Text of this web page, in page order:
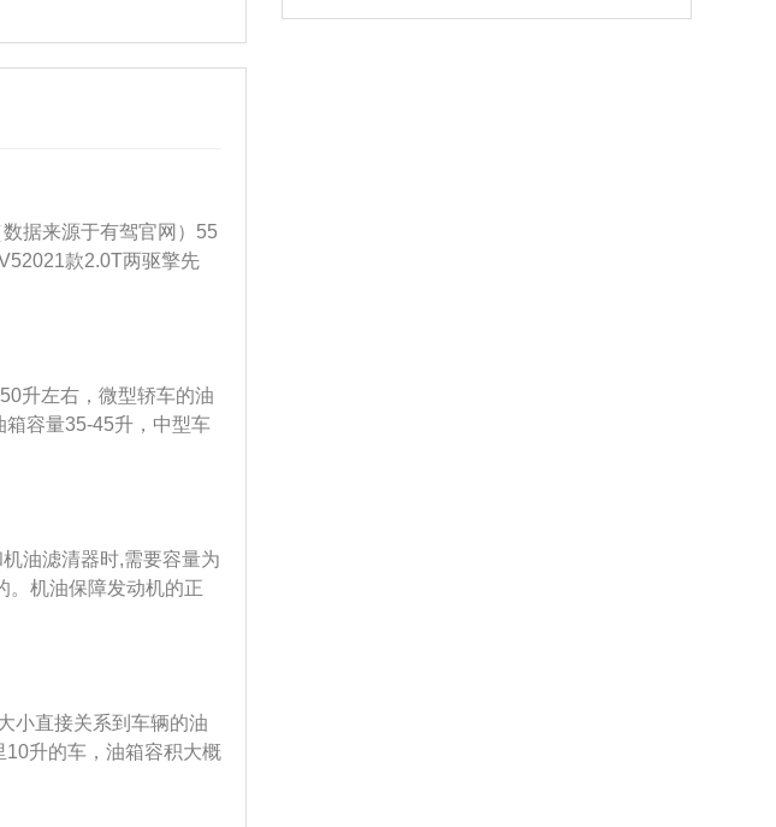
据来源于有驾官网）55
款2.0T两驱擎先
牌VV52019款升级款2.
起着散热、分离油液中
却器、加热器、空气滤
例：其车身长度为4462
压发动机，最大马力为
扭矩转速为1400-3000r
升左右，微型轿车的油
容量35-45升，中型车
公里左右，根据汽车的
，车重排量大的车，油
公里。油箱容量
位，在不同的国家也对汽
分之95的额定值，但是
不用担心汽车油箱比实
油滤清器时,需要容量为
。机油保障发动机的正
在发动机内可以起到以
机油的流动，冲洗零部
后靠活塞油环刮下油底
转部位，就会吸取热
活塞环和活塞之间以油
防锈防蚀：好机油能够
小直接关系到车辆的油
升的车，油箱容积大概
不准确的。一般来说，
响；<&list>3.稳定器的转向胶套和球头